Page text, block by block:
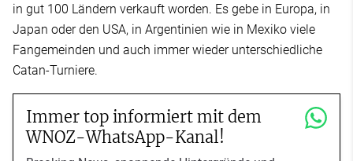
in gut 100 Ländern verkauft worden. Es gebe in Europa, in
Japan oder den USA, in Argentinien wie in Mexiko viele
Fangemeinden und auch immer wieder unterschiedliche
Catan-Turniere.
Immer top informiert mit dem
WNOZ-WhatsApp-Kanal!